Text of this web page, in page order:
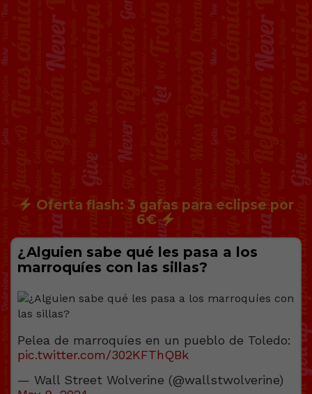
Oferta flash: 3 gafas para eclipse por
6€
¿Alguien sabe qué les pasa a los
marroquíes con las sillas?
Pelea de marroquíes en un pueblo de Toledo:
pic.twitter.com/302KFThQBk
— Wall Street Wolverine (@wallstwolverine)